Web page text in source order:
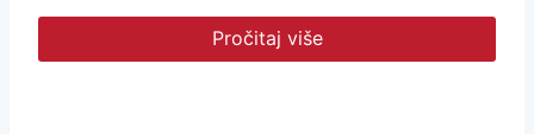
Pročitaj više